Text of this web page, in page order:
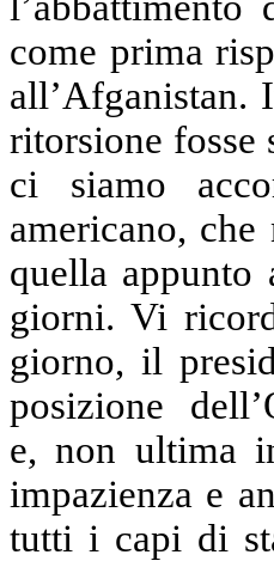
come prima
all’Afganistan.
ritorsione fosse
ci siamo
americano,
quella appunto
giorni. Vi
giorno, il
posizione
e, non ultima
impazienza e
tutti i capi di